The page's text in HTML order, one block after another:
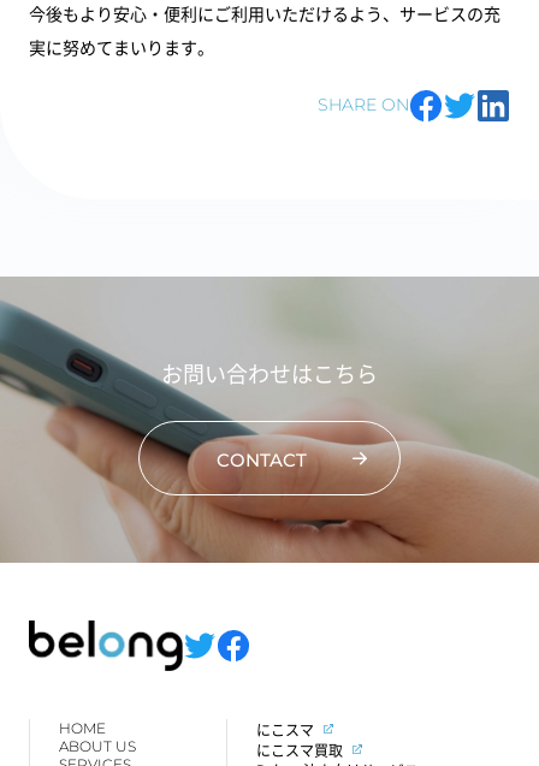
今後もより安心・便利にご利用いただけるよう、サービスの充
実に努めてまいります。
SHARE ON
お問い合わせはこちら
CONTACT
HOME
ABOUT US
にこスマ
にこスマ買取